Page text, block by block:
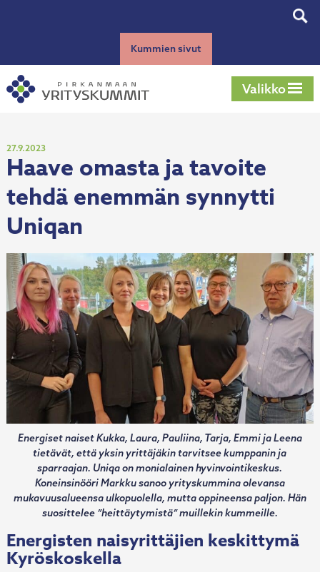
Valikko
Kummien sivut
Haave omasta ja tavoite
tehdä enemmän synnytti
Uniqan
Julkaistu
27.9.2023
Energiset naiset Kukka, Laura, Pauliina, Tarja, Emmi ja Leena
tietävät, että yksin yrittäjäkin tarvitsee kumppanin ja
sparraajan. Uniqa on monialainen hyvinvointikeskus.
Koneinsinööri Markku sanoo yrityskummina olevansa
mukavuusalueensa ulkopuolella, mutta oppineensa paljon. Hän
suosittelee ”heittäytymistä” muillekin kummeille.
Energisten naisyrittäjien keskittymä
Kyröskoskella